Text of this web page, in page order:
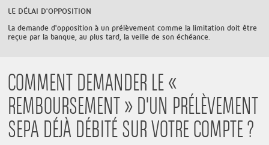
LE DÉLAI D'OPPOSITION
La demande d'opposition à un prélèvement comme la limitation doit être
reçue par la banque, au plus tard, la veille de son échéance.
COMMENT DEMANDER LE «
REMBOURSEMENT » D'UN PRÉLÈVEMENT
SEPA DÉJÀ DÉBITÉ SUR VOTRE COMPTE ?